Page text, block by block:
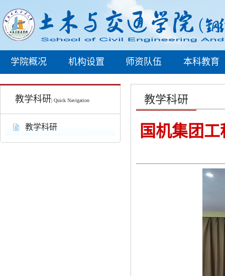
学院概况 机构设置 师资队伍 本科教育
教学科研| Quick Navigation
教学科研
教学科研
国机集团